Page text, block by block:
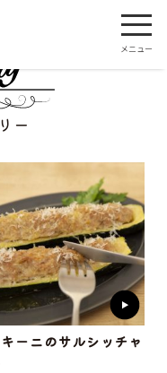
ー
ーニのサルシッチャ